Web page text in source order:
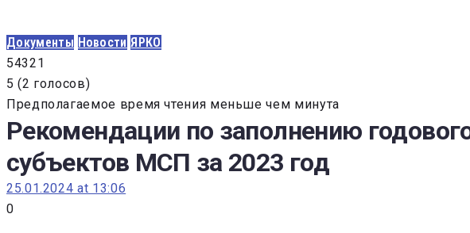
Документы Новости ЯРКО
54321
5 (2 голосов)
Предполагаемое время чтения меньше чем минута
Рекомендации по заполнению
субъектов МСП за 2023 год
25.01.2024 at 13:06
0